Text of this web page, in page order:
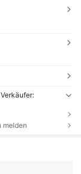
melden